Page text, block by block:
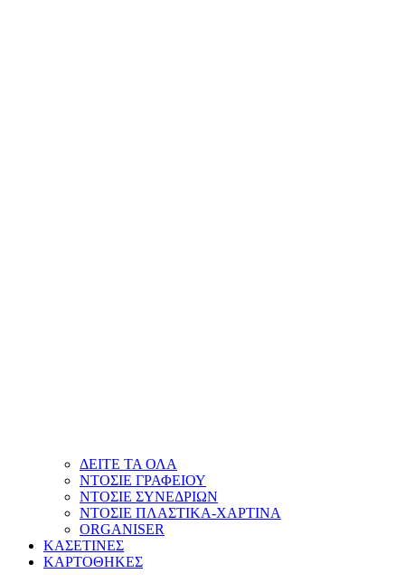
ΔΕΙΤΕ ΤΑ ΟΛΑ
ΝΤΟΣΙΕ ΓΡΑΦΕΙΟΥ
ΝΤΟΣΙΕ ΣΥΝΕΔΡΙΩΝ
ΝΤΟΣΙΕ ΠΛΑΣΤΙΚΑ-ΧΑΡΤΙΝΑ
ORGANISER
ΚΑΣΕΤΙΝΕΣ
ΚΑΡΤΟΘΗΚΕΣ